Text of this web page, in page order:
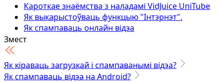
Кароткае знаёмства з наладамі VidJuice UniTube
Як выкарыстоўваць функцыю "Інтэрнэт".
Як спампаваць онлайн відэа
Як спампаваць плэйліст
Як спампоўваць прыватныя відэа з Facebook
Як спампаваць онлайн відэа ў фармаце mp3
Змест
Як кіраваць загрузкай і спампаванымі відэа?
Як спампаваць відэа на Android?